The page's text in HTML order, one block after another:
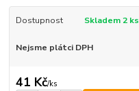
Dostupnost Skladem 2 ks
Nejsme plátci DPH
41 Kč/ks